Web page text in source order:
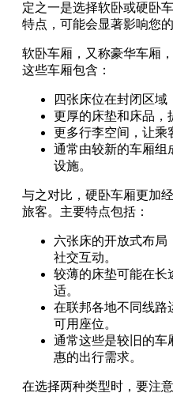
定之一是选择软卧或硬卧
特点，可能会显著影响您的
软卧车厢，又称豪华车厢
这些车厢包含：
四张床位在封闭区域
更厚的床垫和床品，
更多行李空间，让乘
通常由较新的车厢组
设施。
与之对比，硬卧车厢更加
旅客。主要特点包括：
六张床的开放式布局
社交互动。
较薄的床垫可能在长
适。
在联邦各地不同线路
可用座位。
通常这些是较旧的车
惠的出行需求。
在选择两种类型时，要注